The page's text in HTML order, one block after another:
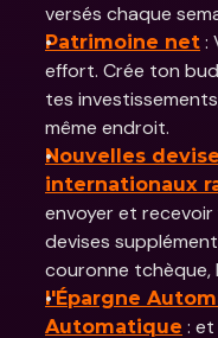
versés chaque
Patrimoine net :
effort. Crée ton
tes
même endroit.
Nouvelles
internationaux
envoyer et recevoir
devises
couronne tchèque,
l'Épargne
Automatique : et